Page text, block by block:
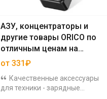
АЗУ, концентраторы и
другие товары ORICO по
отличным ценам на
AliExpress
от 331₽
Качественные аксессуары
для техники - зарядные